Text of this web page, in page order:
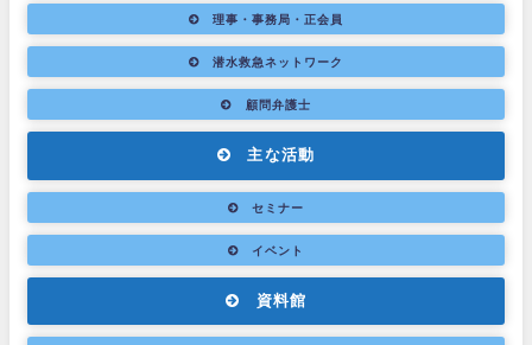
理事・事務局・正会員
潜水救急ネットワーク
顧問弁護士
主な活動
セミナー
イベント
資料館